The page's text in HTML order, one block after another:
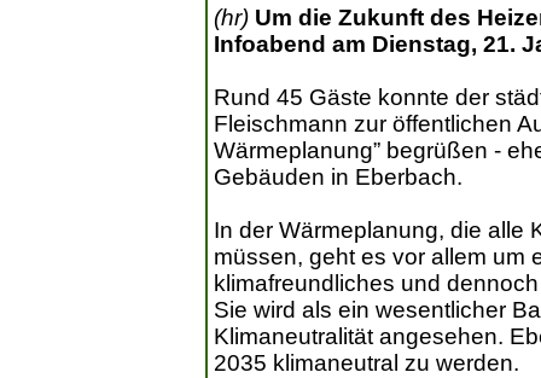
(hr) Um die Zukunft des
Infoabend am Dienstag, 21.
Rund 45 Gäste konnte der
Fleischmann zur öffentlichen
Wärmeplanung” begrüßen -
Gebäuden in Eberbach.
In der Wärmeplanung, die alle
müssen, geht es vor allem um
klimafreundliches und
Sie wird als ein wesentlicher
Klimaneutralität angesehen.
2035 klimaneutral zu werden.